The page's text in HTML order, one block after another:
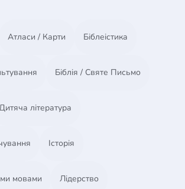
Атласи / Карти Біблеістика
Біблія / Святе Письмо
література
Історія
мовами Лідерство